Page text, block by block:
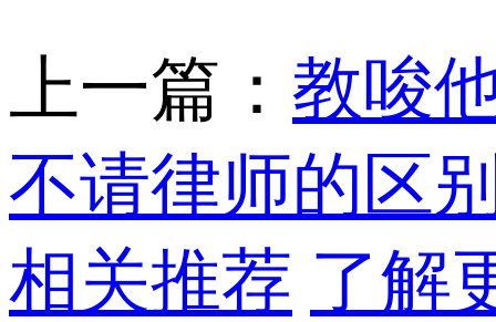
上一篇： 教唆
不请律师的区
相关推荐 了解